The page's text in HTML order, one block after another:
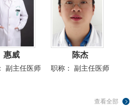
惠威
副主任医师
陈杰
职称： 副主任医师
查看全部